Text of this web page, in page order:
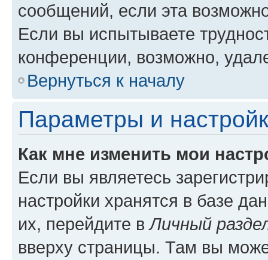
сообщений, если эта
Если вы испытываете
конференции, возможно,
Вернуться к началу
Параметры и
Как мне изменить мои
Если вы являетесь
настройки хранятся в базе
их, перейдите вЛичный
вверху страницы. Там вы